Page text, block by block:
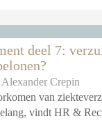
deel 7:
Alexander Crepin
van
vindt HR &